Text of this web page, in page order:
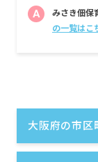
A みさき佃保
の一覧はこ
大阪府の市区